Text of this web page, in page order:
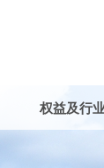
权益及行